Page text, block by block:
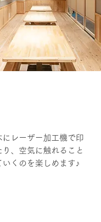
レーザー加工機で印
、空気に触れること
くのを楽しめます♪